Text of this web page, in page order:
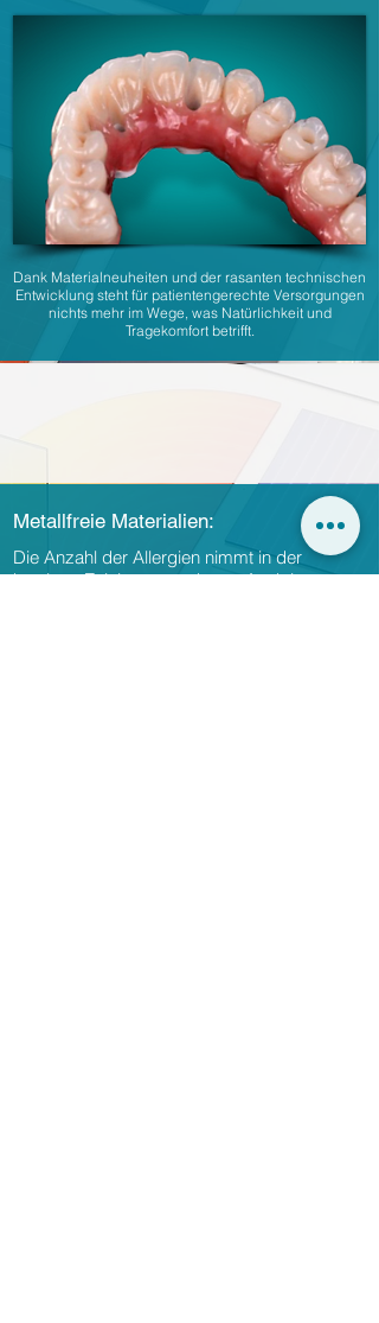
Dank Materialneuheiten und der rasanten technischen
Entwicklung steht für patientengerechte Versorgungen
nichts mehr im Wege, was Natürlichkeit und
Tragekomfort betrifft.
Metallfreie Materialien:
Die Anzahl der Allergien nimmt in der
heutigen Zeit immer mehr zu. Auch im